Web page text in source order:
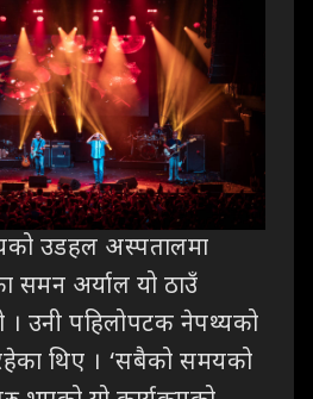
उडहल अस्पतालमा
समन अर्याल यो ठाउँ
। उनी पहिलोपटक नेपथ्यको
थिए । ‘सबैको समयको